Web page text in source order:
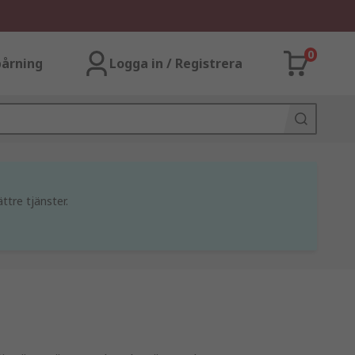
Logga in / Registrera
0
tjänster.